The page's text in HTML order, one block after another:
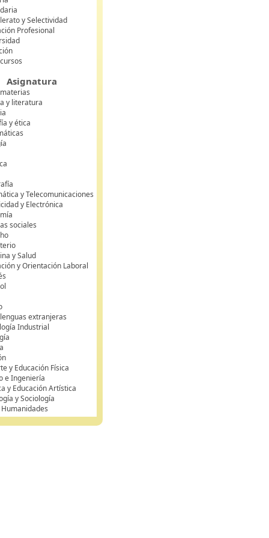
y Selectividad
Profesional
Asignatura
y literatura
y ética
y Telecomunicaciones
y Electrónica
sociales
y Salud
y Orientación Laboral
extranjeras
Industrial
y Educación Física
e Ingeniería
y Educación Artística
y Sociología